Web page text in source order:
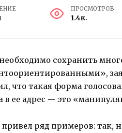
ПРОСМОТРОВ
1.4к.
сохранить
что такая форма
в ее адрес — это
привел ряд примеров: так,